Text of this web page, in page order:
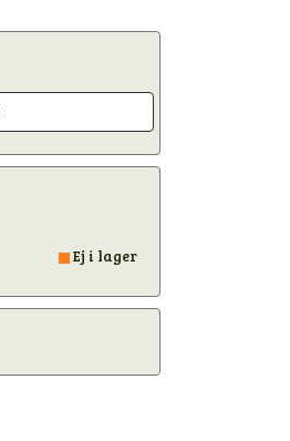
Ej i lager